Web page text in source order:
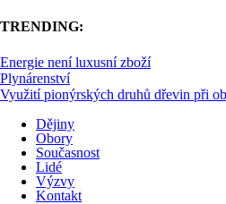
TRENDING:
Energie není luxusní zboží
Plynárenství
Využití pionýrských druhů dřevin při
Dějiny
Obory
Současnost
Lidé
Výzvy
Kontakt